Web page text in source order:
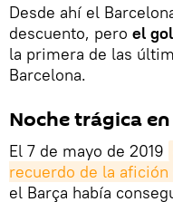
Desde ahí el
descuento, pero el
la primera de las
Barcelona.
Noche trágica
El 7 de mayo de 2019
recuerdo de la afición
el Barça había